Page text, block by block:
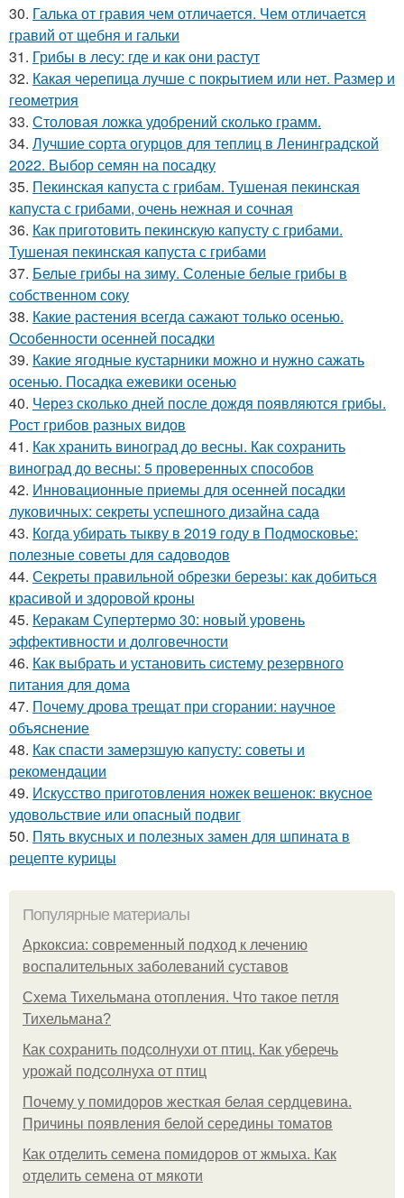
30. Галька от гравия чем отличается. Чем отличается
гравий от щебня и гальки
31. Грибы в лесу: где и как они растут
32. Какая черепица лучше с покрытием или нет. Размер и
геометрия
33. Столовая ложка удобрений сколько грамм.
34. Лучшие сорта огурцов для теплиц в Ленинградской
2022. Выбор семян на посадку
35. Пекинская капуста с грибам. Тушеная пекинская
капуста с грибами, очень нежная и сочная
36. Как приготовить пекинскую капусту с грибами.
Тушеная пекинская капуста с грибами
37. Белые грибы на зиму. Соленые белые грибы в
собственном соку
38. Какие растения всегда сажают только осенью.
Особенности осенней посадки
39. Какие ягодные кустарники можно и нужно сажать
осенью. Посадка ежевики осенью
40. Через сколько дней после дождя появляются грибы.
Рост грибов разных видов
41. Как хранить виноград до весны. Как сохранить
виноград до весны: 5 проверенных способов
42. Инновационные приемы для осенней посадки
луковичных: секреты успешного дизайна сада
43. Когда убирать тыкву в 2019 году в Подмосковье:
полезные советы для садоводов
44. Секреты правильной обрезки березы: как добиться
красивой и здоровой кроны
45. Керакам Супертермо 30: новый уровень
эффективности и долговечности
46. Как выбрать и установить систему резервного
питания для дома
47. Почему дрова трещат при сгорании: научное
объяснение
48. Как спасти замерзшую капусту: советы и
рекомендации
49. Искусство приготовления ножек вешенок: вкусное
удовольствие или опасный подвиг
50. Пять вкусных и полезных замен для шпината в
рецепте курицы
Популярные материалы
Аркоксиа: современный подход к лечению
воспалительных заболеваний суставов
Схема Тихельмана отопления. Что такое петля
Тихельмана?
Как сохранить подсолнухи от птиц. Как уберечь
урожай подсолнуха от птиц
Почему у помидоров жесткая белая сердцевина.
Причины появления белой середины томатов
Как отделить семена помидоров от жмыха. Как
отделить семена от мякоти